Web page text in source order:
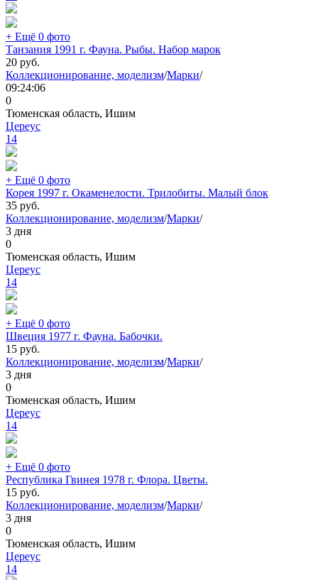
+ Ещё 0 фото
Танзания 1991 г. Фауна. Рыбы. Набор марок
20 руб.
Коллекционирование, моделизм/Марки/
09:24:06
0
Тюменская область, Ишим
Цереус
14
+ Ещё 0 фото
Корея 1997 г. Окаменелости. Трилобиты. Малый блок
35 руб.
Коллекционирование, моделизм/Марки/
3 дня
0
Тюменская область, Ишим
Цереус
14
+ Ещё 0 фото
Швеция 1977 г. Фауна. Бабочки.
15 руб.
Коллекционирование, моделизм/Марки/
3 дня
0
Тюменская область, Ишим
Цереус
14
+ Ещё 0 фото
Республика Гвинея 1978 г. Флора. Цветы.
15 руб.
Коллекционирование, моделизм/Марки/
3 дня
0
Тюменская область, Ишим
Цереус
14